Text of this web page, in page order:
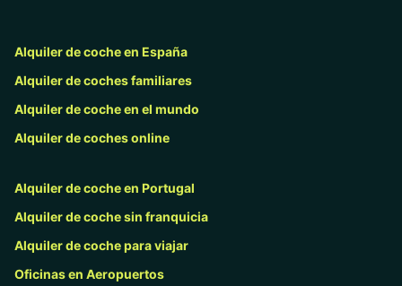
Alquiler de coche en España
Alquiler de coches familiares
Alquiler de coche en el mundo
Alquiler de coches online
Alquiler de coche en Portugal
Alquiler de coche sin franquicia
Alquiler de coche para viajar
Oficinas en Aeropuertos